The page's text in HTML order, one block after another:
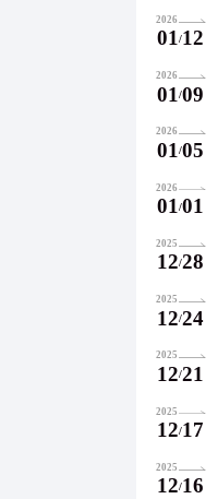
2026
01/12
2026
01/09
2026
01/05
2026
01/01
2025
12/28
2025
12/24
2025
12/21
2025
12/17
2025
12/16